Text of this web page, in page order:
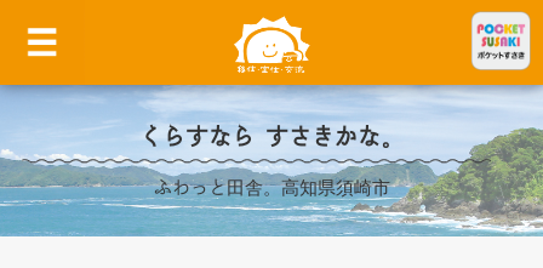
くらすなら すさきかな。
ふわっと田舎。高知県須崎市